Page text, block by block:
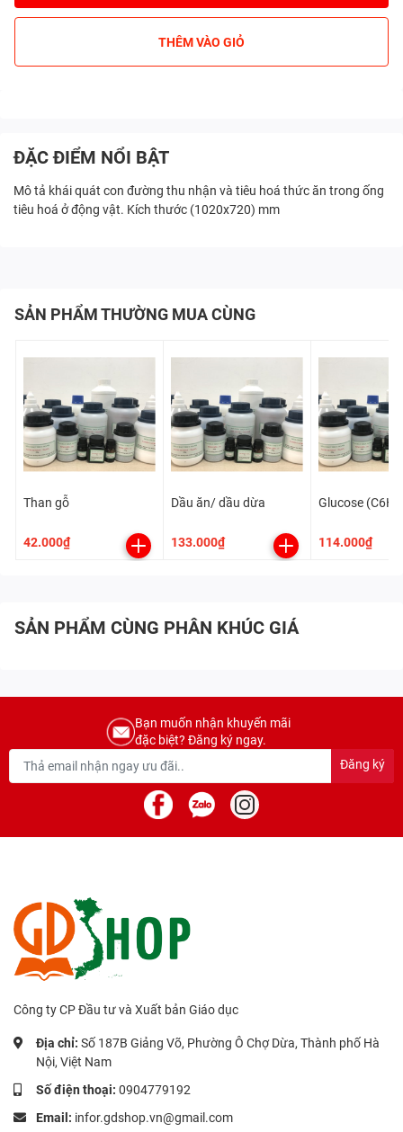
THÊM VÀO GIỎ
ĐẶC ĐIỂM NỔI BẬT
Mô tả khái quát con đường thu nhận và tiêu hoá thức ăn trong ống
tiêu hoá ở động vật. Kích thước (1020x720) mm
SẢN PHẨM THƯỜNG MUA CÙNG
Than gỗ
42.000₫
Dầu ăn/ dầu dừa
133.000₫
Glucose
114.000₫
SẢN PHẨM CÙNG PHÂN KHÚC GIÁ
Bạn muốn nhận khuyến mãi
đặc biệt? Đăng ký ngay.
Đăng ký
Công ty CP Đầu tư và Xuất bản Giáo dục
Địa chỉ: Số 187B Giảng Võ, Phường Ô Chợ Dừa, Thành phố Hà
Nội, Việt Nam
Số điện thoại: 0904779192
Email: infor.gdshop.vn@gmail.com